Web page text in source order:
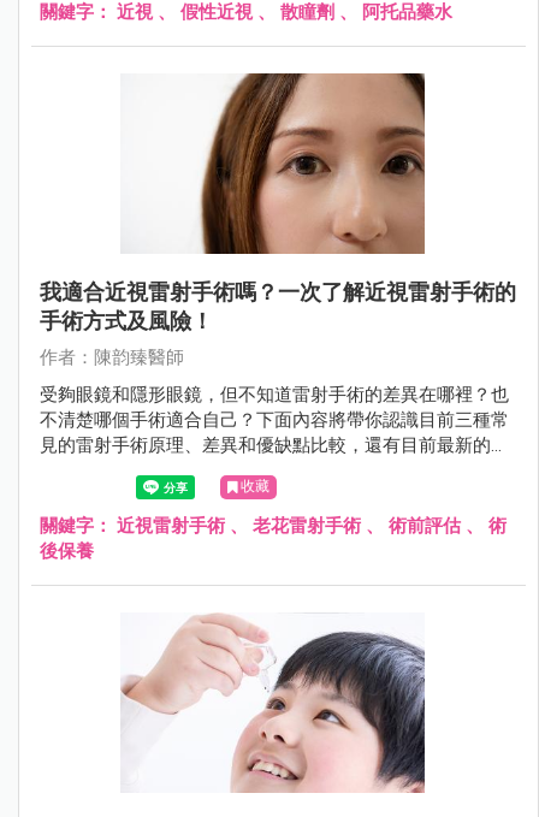
關鍵字： 近視 、 假性近視 、 散瞳劑 、 阿托品藥水
我適合近視雷射手術嗎？一次了解近視雷射手術的
手術方式及風險！
作者：陳韵臻醫師
受夠眼鏡和隱形眼鏡，但不知道雷射手術的差異在哪裡？也
不清楚哪個手術適合自己？下面內容將帶你認識目前三種常
見的雷射手術原理、差異和優缺點比較，還有目前最新的
SMILE Pro 和 LBV 老花雷射。
收藏
關鍵字： 近視雷射手術 、 老花雷射手術 、 術前評估 、 術
後保養